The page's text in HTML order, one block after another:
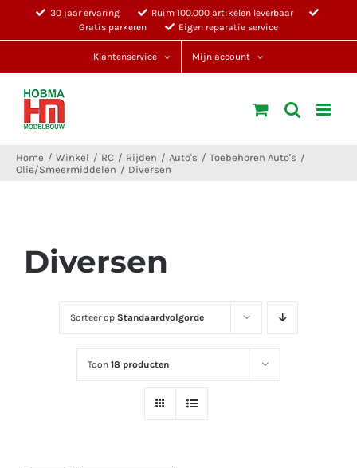
30 jaar ervaring
Ruim 100.000 artikelen leverbaar
Gratis parkeren
Eigen reparatie service
Klantenservice Mijn account
Home Winkel RC Rijden Auto's
Toebehoren Auto's
Olie/Smeermiddelen
Diversen
Diversen
Sorteer op Standaardvolgorde
Toon18 producten